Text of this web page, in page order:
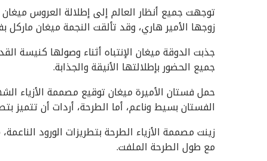
زوجها الأمير هاري، وقد تألقت النجمة ميغان
جذبت الدوقة ميغان الإنتباه أثناء وصولها كنيسة
جميع الحضور بإطلالتها الأنيقة والجذابة.
حمل فستان الأميرة ميغان توقيع مصممة الأزياء
الفستان بسيط وناعم، أما الطرحة، أردات أن تتميز
زينت مصممة الأزياء الطرحة بتطريزات الورود
مع طول الطرحة الملفت.